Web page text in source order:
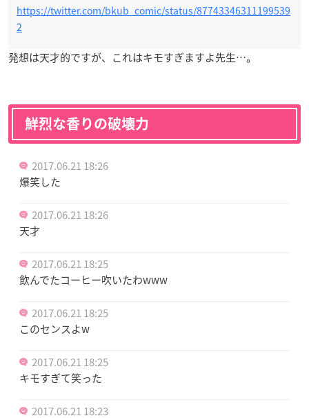
https://twitter.com/bkub_comic/status/87743346311199539
2
発想は天才的ですが、これはキモすぎますよ先生…。
鮮烈な香りの破壊力
2017.06.21 18:26
爆笑した
2017.06.21 18:26
天才
2017.06.21 18:25
飲んでたコーヒー吹いたわwww
2017.06.21 18:25
このセンスよw
2017.06.21 18:25
キモすぎて笑った
2017.06.21 18:23